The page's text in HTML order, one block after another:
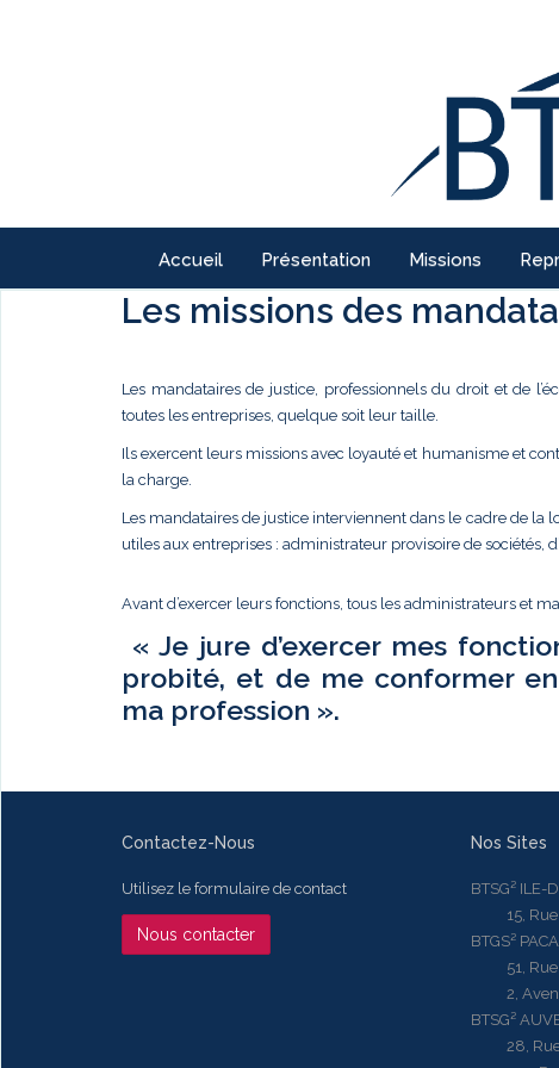
Accueil Présentation Missions
Les missions des
Les mandataires de justice, professionnels du droit et de
toutes les entreprises, quelque soit leur taille.
Ils exercent leurs missions avec loyauté et humanisme et
la charge.
Les mandataires de justice interviennent dans le cadre de la
utiles aux entreprises : administrateur provisoire de sociétés,
Avant d’exercer leurs fonctions, tous les administrateurs et
« Je jure d’exercer mes
probité, et de me conformer
ma profession ».
Contactez-Nous
Utilisez le formulaire de contact
Nous contacter
Nos Sites
BTSG² ILE-
15, Rue
BTGS² PACA
51, Rue
2, Avenue
BTSG²
28, Rue